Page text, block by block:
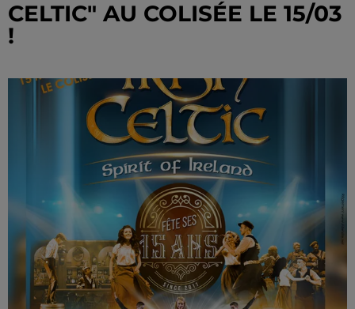
CELTIC" AU COLISÉE LE 15/03
!